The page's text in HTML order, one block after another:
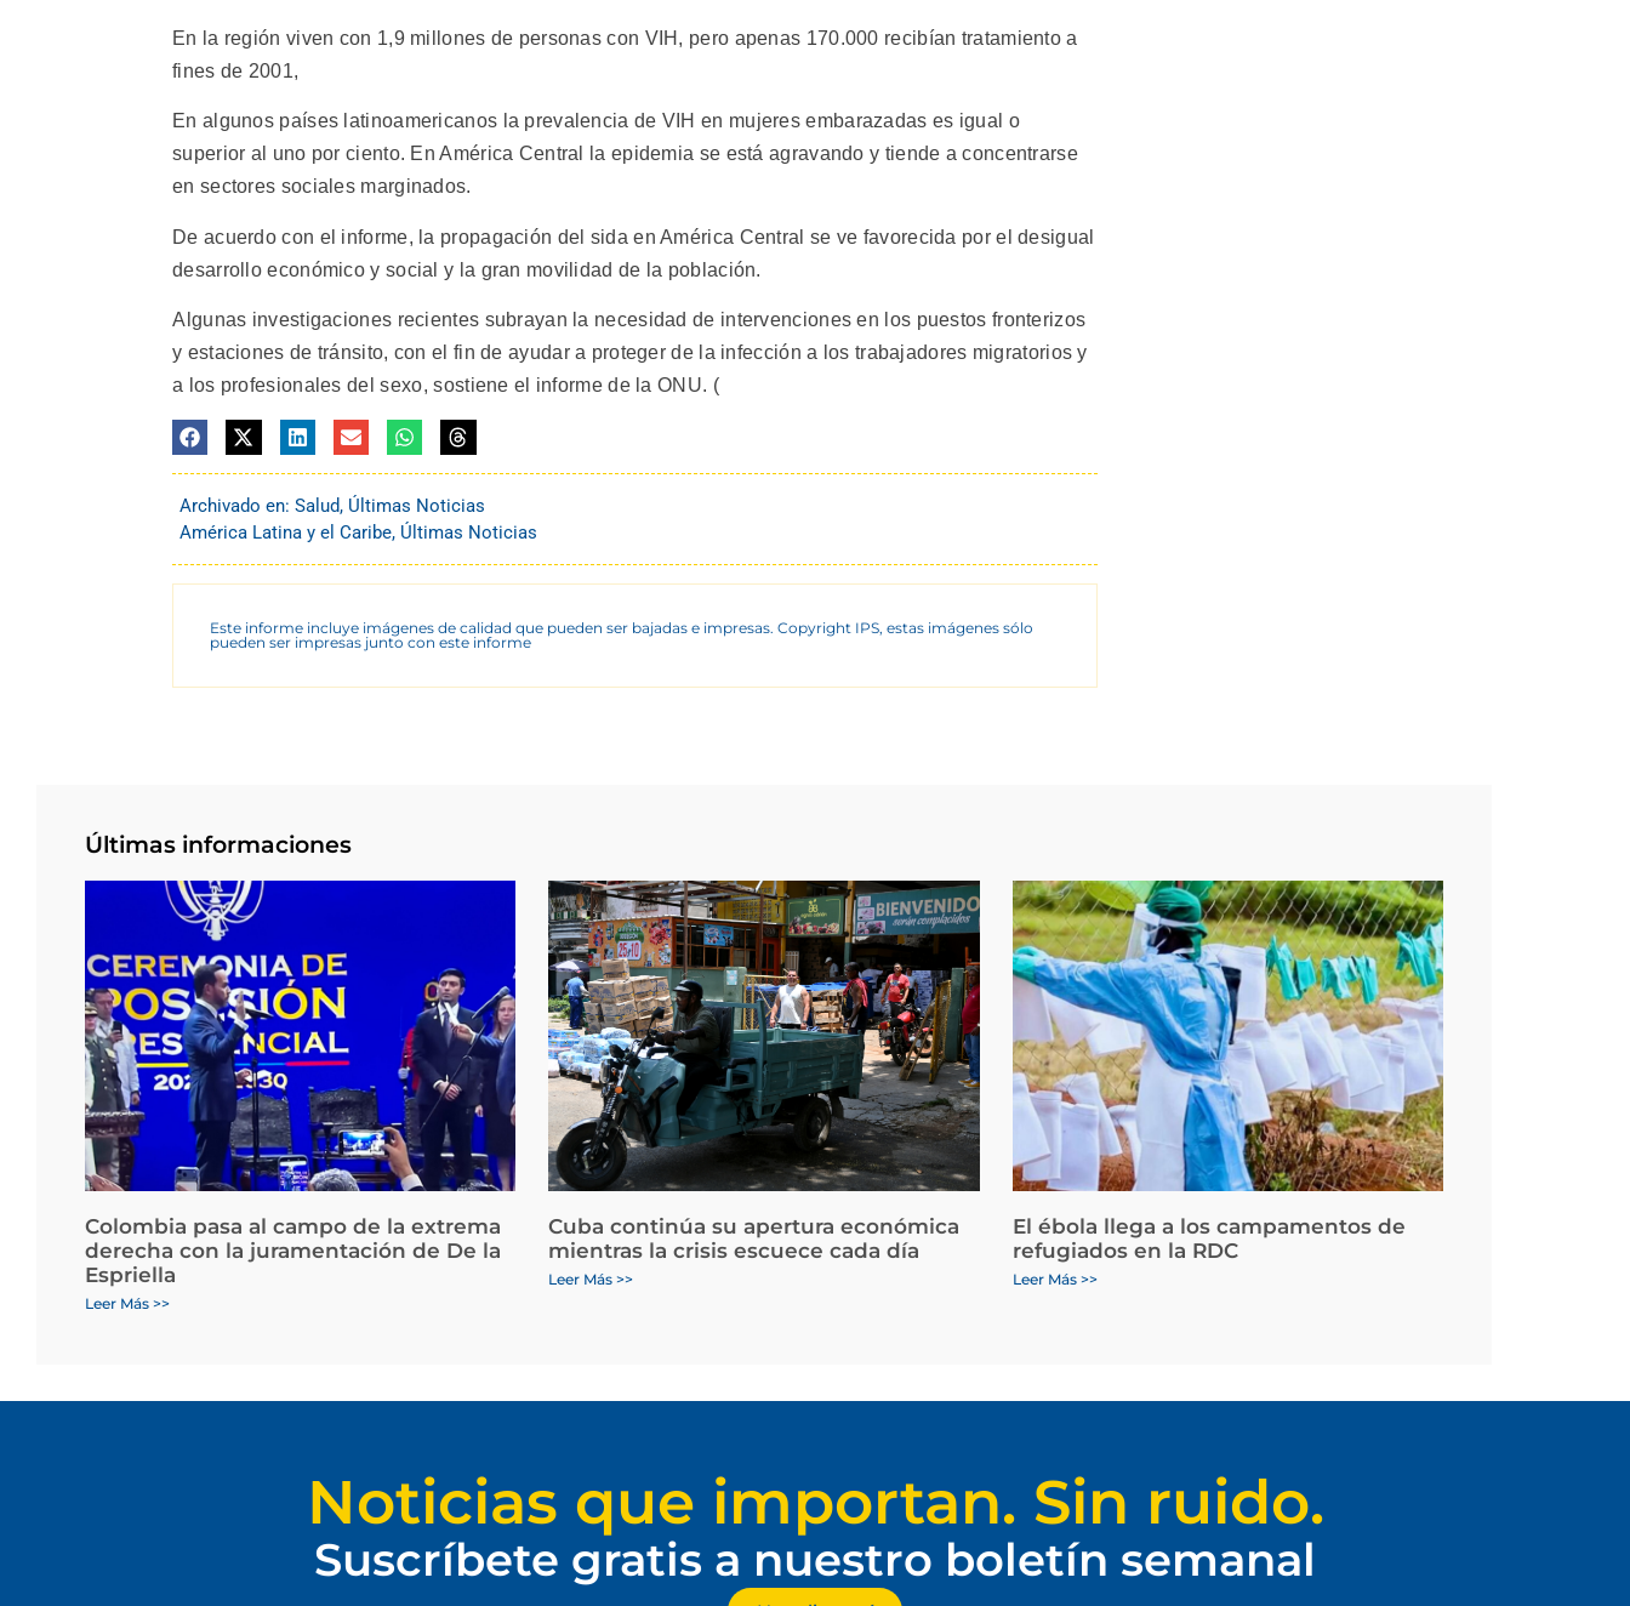
En la región viven con 1,9 millones de personas con VIH, pero apenas 170.000 recibían tratamiento a
fines de 2001,
En algunos países latinoamericanos la prevalencia de VIH en mujeres embarazadas es igual o
superior al uno por ciento. En América Central la epidemia se está agravando y tiende a concentrarse
en sectores sociales marginados.
De acuerdo con el informe, la propagación del sida en América Central se ve favorecida por el desigual
desarrollo económico y social y la gran movilidad de la población.
Algunas investigaciones recientes subrayan la necesidad de intervenciones en los puestos fronterizos
y estaciones de tránsito, con el fin de ayudar a proteger de la infección a los trabajadores migratorios y
a los profesionales del sexo, sostiene el informe de la ONU. (
Archivado en: Salud, Últimas Noticias
América Latina y el Caribe, Últimas Noticias
Este informe incluye imágenes de calidad que pueden ser bajadas e impresas. Copyright IPS, estas imágenes sólo
pueden ser impresas junto con este informe
Últimas informaciones
Colombia pasa al campo de la extrema
derecha con la juramentación de De la
Espriella
Leer Más >>
Cuba continúa su apertura económica
mientras la crisis escuece cada día
Leer Más >>
El ébola llega a los campamentos de
refugiados en la RDC
Leer Más >>
Noticias que importan. Sin ruido.
Suscríbete gratis a nuestro boletín semanal